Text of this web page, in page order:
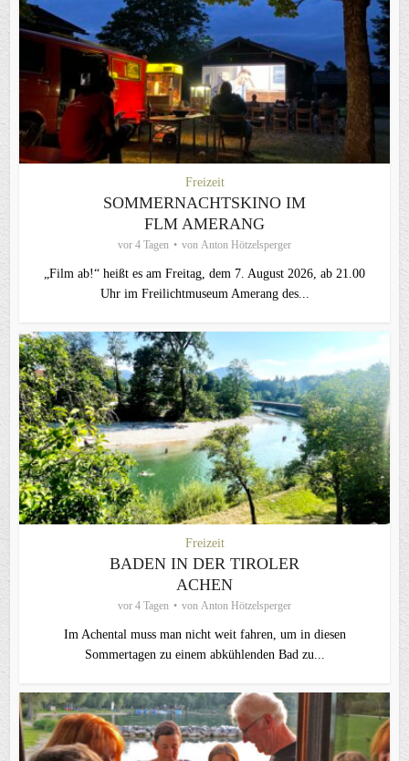
Freizeit
SOMMERNACHTSKINO IM
FLM AMERANG
vor 4 Tagen von Anton Hötzelsperger
„Film ab!“ heißt es am Freitag, dem 7. August 2026, ab 21.00
Uhr im Freilichtmuseum Amerang des...
Freizeit
BADEN IN DER TIROLER
ACHEN
vor 4 Tagen von Anton Hötzelsperger
Im Achental muss man nicht weit fahren, um in diesen
Sommertagen zu einem abkühlenden Bad zu...